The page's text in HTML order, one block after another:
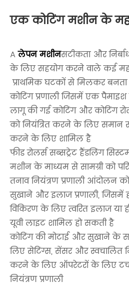
एक कोटिंग मशीन के
Aलेपन मशीनसटीकता और
के लिए सहयोग करने वाले कई
प्राथमिक घटकों से मिलकर
कोटिंग प्रणाली जिसमें एक पैमाइश
लागू की गई कोटिंग और कोटिंग
को नियंत्रित करने के लिए समान
करने के लिए शामिल है
फीड रोलर्स सब्सट्रेट हैंडलिंग
मशीन के माध्यम से सामग्री को
तनाव नियंत्रण प्रणाली आंदोलन
सुखाने और इलाज प्रणाली, जिसमें
विकिरण के लिए त्वरित इलाज या
यूवी लाइट शामिल हो सकती है
कोटिंग की मोटाई और सुखाने के
लिए सेटिंग्स, सेंसर और स्वचालित
करने के लिए ऑपरेटरों के लिए
नियंत्रण प्रणाली